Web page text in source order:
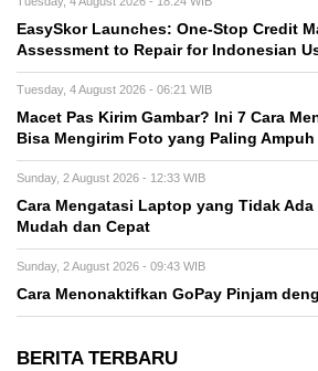
EasySkor Launches: One-Stop Credit
Assessment to Repair for Indonesian
Tuesday, 4 August 2026 - 06:21 WIB
Macet Pas Kirim Gambar? Ini 7 Cara
Bisa Mengirim Foto yang Paling Ampuh
Sunday, 2 August 2026 - 12:33 WIB
Cara Mengatasi Laptop yang Tidak Ada
Mudah dan Cepat
Sunday, 2 August 2026 - 09:43 WIB
Cara Menonaktifkan GoPay Pinjam
BERITA TERBARU